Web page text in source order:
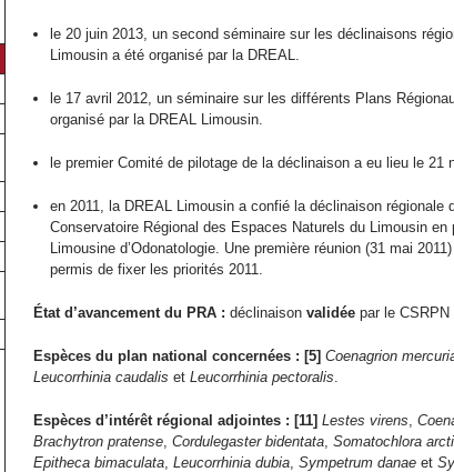
le 20 juin 2013, un second séminaire sur les déclinaisons
Limousin a été organisé par la DREAL.
le 17 avril 2012, un séminaire sur les différents Plans
organisé par la DREAL Limousin.
le premier Comité de pilotage de la déclinaison a eu lieu le 21
en 2011, la DREAL Limousin a confié la déclinaison régionale
Conservatoire Régional des Espaces Naturels du Limousin
Limousine d’Odonatologie. Une première réunion (31 mai
permis de fixer les priorités 2011.
État d’avancement du PRA : déclinaison validée par le CSRPN
Espèces du plan national concernées : [5] Coenagrion
Leucorrhinia caudalis et Leucorrhinia pectoralis.
Espèces d’intérêt régional adjointes : [11] Lestes virens,
Brachytron pratense, Cordulegaster bidentata, Somatochlora
Epitheca bimaculata, Leucorrhinia dubia, Sympetrum danae et